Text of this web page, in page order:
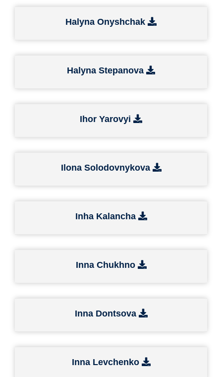
Halyna Onyshchak
Halyna Stepanova
Ihor Yarovyi
Ilonа Solodovnykova
Inha Kalancha
Inna Chukhno
Inna Dontsova
Inna Levchenko